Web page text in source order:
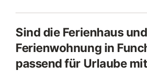
Sind die Ferienhaus und
Ferienwohnung in
passend für Urlaube